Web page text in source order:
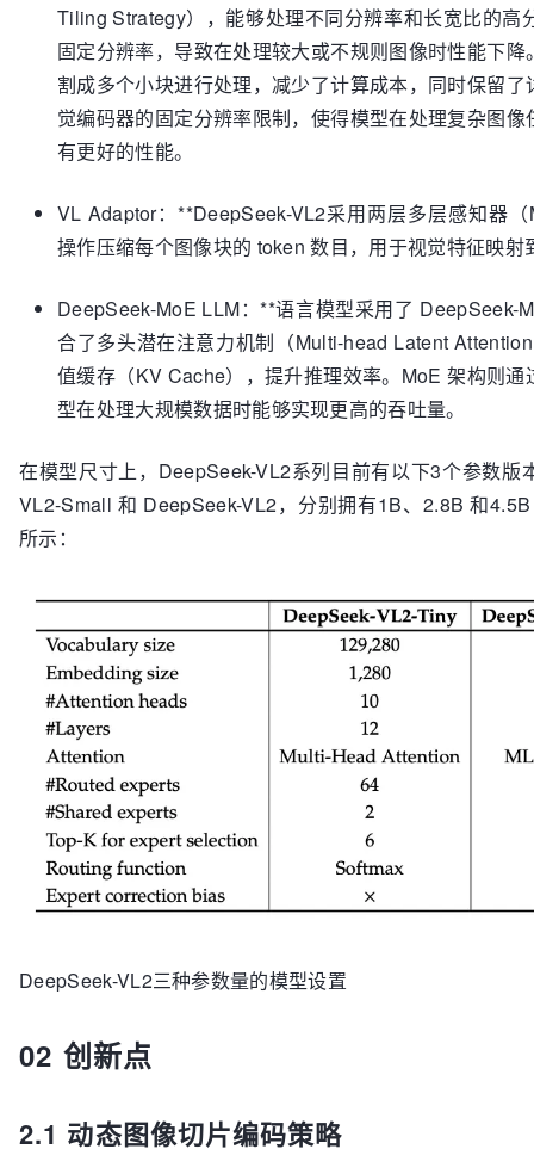
Tiling Strategy），能够处理不同分辨率和长宽比的高
固定分辨率，导致在处理较大或不规则图像时性能下
割成多个小块进行处理，减少了计算成本，同时保留
觉编码器的固定分辨率限制，使得模型在处理复杂图
有更好的性能。
VL Adaptor：**DeepSeek-VL2采用两层多层感知器
操作压缩每个图像块的 token 数目，用于视觉特征映射
DeepSeek-MoE LLM：**语言模型采用了 DeepSeek-
合了多头潜在注意力机制（Multi-head Latent
值缓存（KV Cache），提升推理效率。MoE 架构则
型在处理大规模数据时能够实现更高的吞吐量。
在模型尺寸上，DeepSeek-VL2系列目前有以下3个参数版
VL2-Small 和 DeepSeek-VL2，分别拥有1B、2.8B 和
所示：
DeepSeek-VL2三种参数量的模型设置
02 创新点
2.1 动态图像切片编码策略